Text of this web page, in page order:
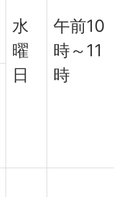
水
曜
日
午前10
時～11
時